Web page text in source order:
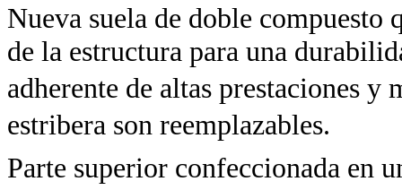
Nueva suela de doble compuesto
de la estructura para una
adherente de altas prestaciones
estribera son reemplazables.
Parte superior confeccionada en